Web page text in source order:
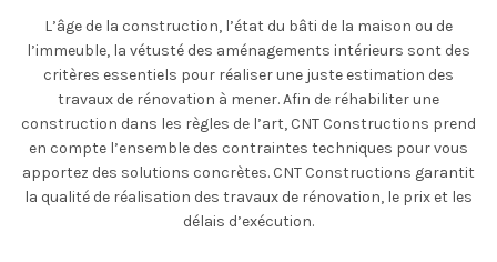
L’âge de la construction, l’état du bâti de la maison ou de
l’immeuble, la vétusté des aménagements intérieurs sont des
critères essentiels pour réaliser une juste estimation des
travaux de rénovation à mener. Afin de réhabiliter une
construction dans les règles de l’art, CNT Constructions prend
en compte l’ensemble des contraintes techniques pour vous
apportez des solutions concrètes. CNT Constructions garantit
la qualité de réalisation des travaux de rénovation, le prix et les
délais d’exécution.